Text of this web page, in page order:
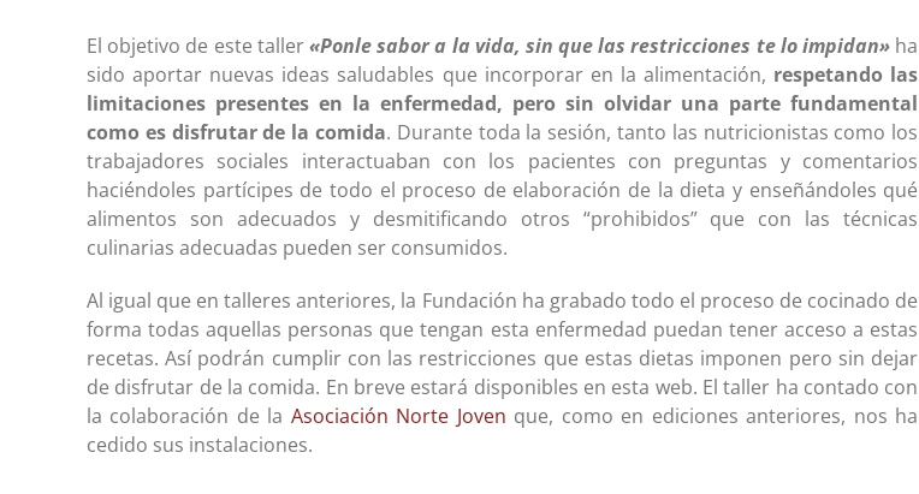
El objetivo de este taller«Ponle sabor a la vida, sin que las restricciones te lo impidan» ha
sido aportar nuevas ideas saludables que incorporar en la alimentación, respetando las
limitaciones presentes en la enfermedad, pero sin olvidar una parte fundamental
como es disfrutar de la comida. Durante toda la sesión, tanto las nutricionistas como los
trabajadores sociales interactuaban con los pacientes con preguntas y comentarios
haciéndoles partícipes de todo el proceso de elaboración de la dieta y enseñándoles qué
alimentos son adecuados y desmitificando otros “prohibidos” que con las técnicas
culinarias adecuadas pueden ser consumidos.
Al igual que en talleres anteriores, la Fundación ha grabado todo el proceso de cocinado de
forma todas aquellas personas que tengan esta enfermedad puedan tener acceso a estas
recetas. Así podrán cumplir con las restricciones que estas dietas imponen pero sin dejar
de disfrutar de la comida. En breve estará disponibles en esta web. El taller ha contado con
la colaboración de la Asociación Norte Joven que, como en ediciones anteriores, nos ha
cedido sus instalaciones.